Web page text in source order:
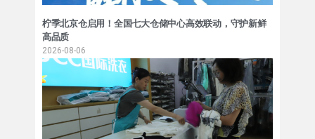
柠季北京仓启用！全国七大仓储中心高效联动，守护新鲜
高品质
2026-08-06